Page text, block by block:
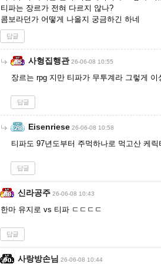
티파는 장르가 전혀 다르지 않나?
콤보라던가 어떻게 나올지 궁금하긴 하네
답글
사형집행관 26-06-08 10:55
장르는 rpg 지만 티파가 무투계라 그렇게 이
답글
Eisenriese 26-06-08 10:58
티파도 97년도부터 주먹하나로 먹고산 케릭
답글
신라공주 26-06-08 10:43
한마 유지로 vs 티파 ㄷㄷㄷㄷ
답글
사랑방손님 26-06-08 10:44